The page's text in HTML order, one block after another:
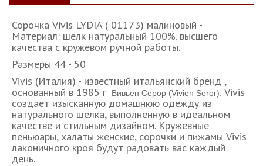
Сорочка Vivis LYDIA ( 01173) малиновый -
Материал: шелк натуральный 100%. высшего
качества с кружевом ручной работы.
Размеры 44 - 50
Vivis (Италия) - известный итальянский бренд ,
основанный в 1985 г Вивьен Серор (Vivien Seror). Vivis
создает изысканную домашнюю одежду из
натурального шелка, выполненную в идеальном
качестве и стильным дизайном. Кружевные
пеньюары, халаты женские, сорочки и пижамы Vivis
лаконичного кроя будут радовать вас каждый
день.